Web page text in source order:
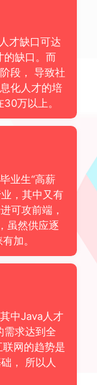
才缺口可达
的缺口。而
段， 导致社
化人才的培
万以上。
业生“高薪
，其中又有
可攻前端，
虽然供应逐
加。
中Java人才
需求达到全
网的趋势是
， 所以人